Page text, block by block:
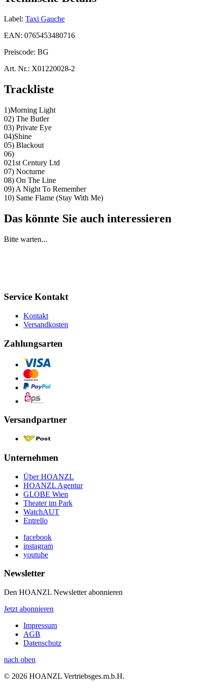
Label: Taxi Gauche
EAN: 0765453480716
Preiscode: BG
Art. Nr.: X01220028-2
Trackliste
1)Morning Light
02) The Butler
03) Private Eye
04)Shine
05) Blackout
06)
021st Century Ltd
07) Nocturne
08) On The Line
09) A Night To Remember
10) Same Flame (Stay With Me)
Das könnte Sie auch interessieren
Bitte warten...
Service Kontakt
Kontakt
Versandkosten
Zahlungsarten
Versandpartner
Unternehmen
Über HOANZL
HOANZL Agentur
GLOBE Wien
Theater im Park
WatchAUT
Entrello
facebook
instagram
youtube
Newsletter
Den HOANZL Newsletter abonnieren
Jetzt abonnieren
Impressum
AGB
Datenschutz
nach oben
© 2026 HOANZL Vertriebsges.m.b.H.